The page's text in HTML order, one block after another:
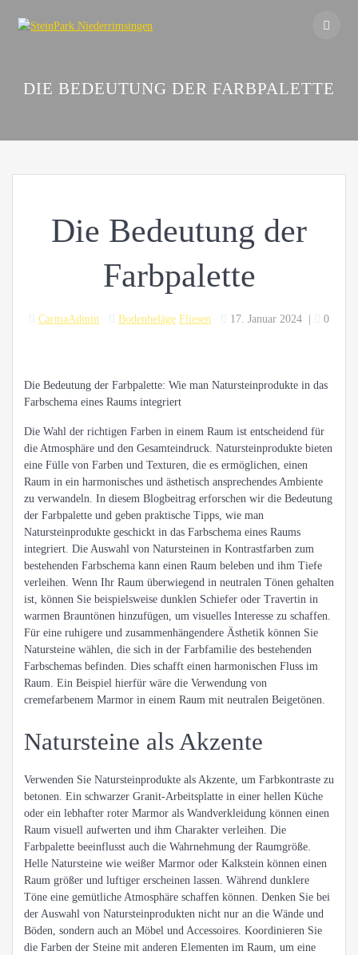
DIE BEDEUTUNG DER FARBPALETTE
Die Bedeutung der
Farbpalette
CarmaAdmin Bodenbeläge Fliesen 17. Januar 2024 0
Die Bedeutung der Farbpalette: Wie man Natursteinprodukte in das
Farbschema eines Raums integriert
Die Wahl der richtigen Farben in einem Raum ist entscheidend für
die Atmosphäre und den Gesamteindruck. Natursteinprodukte bieten
eine Fülle von Farben und Texturen, die es ermöglichen, einen
Raum in ein harmonisches und ästhetisch ansprechendes Ambiente
zu verwandeln. In diesem Blogbeitrag erforschen wir die Bedeutung
der Farbpalette und geben praktische Tipps, wie man
Natursteinprodukte geschickt in das Farbschema eines Raums
integriert. Die Auswahl von Natursteinen in Kontrastfarben zum
bestehenden Farbschema kann einen Raum beleben und ihm Tiefe
verleihen. Wenn Ihr Raum überwiegend in neutralen Tönen gehalten
ist, können Sie beispielsweise dunklen Schiefer oder Travertin in
warmen Brauntönen hinzufügen, um visuelles Interesse zu schaffen.
Für eine ruhigere und zusammenhängendere Ästhetik können Sie
Natursteine wählen, die sich in der Farbfamilie des bestehenden
Farbschemas befinden. Dies schafft einen harmonischen Fluss im
Raum. Ein Beispiel hierfür wäre die Verwendung von
cremefarbenem Marmor in einem Raum mit neutralen Beigetönen.
Natursteine als Akzente
Verwenden Sie Natursteinprodukte als Akzente, um Farbkontraste zu
betonen. Ein schwarzer Granit-Arbeitsplatte in einer hellen Küche
oder ein lebhafter roter Marmor als Wandverkleidung können einen
Raum visuell aufwerten und ihm Charakter verleihen. Die
Farbpalette beeinflusst auch die Wahrnehmung der Raumgröße.
Helle Natursteine wie weißer Marmor oder Kalkstein können einen
Raum größer und luftiger erscheinen lassen. Während dunklere
Töne eine gemütliche Atmosphäre schaffen können. Denken Sie bei
der Auswahl von Natursteinprodukten nicht nur an die Wände und
Böden, sondern auch an Möbel und Accessoires. Koordinieren Sie
die Farben der Steine mit anderen Elementen im Raum, um eine